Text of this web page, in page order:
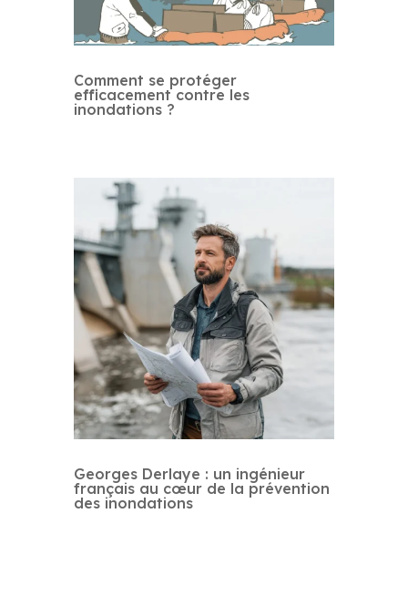
Comment se protéger
efficacement contre les
inondations ?
Georges Derlaye : un ingénieur
français au cœur de la prévention
des inondations